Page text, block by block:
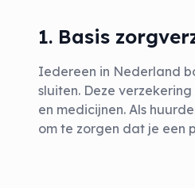
1. Basis
Iedereen in Nederland
sluiten. Deze
en medicijnen. Als
om te zorgen dat je een